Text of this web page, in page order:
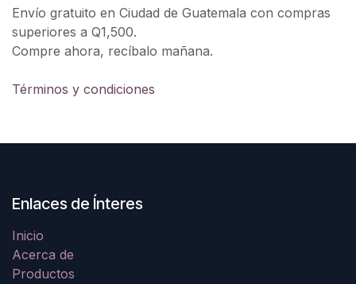
Envío gratuito en Ciudad de Guatemala con compras
superiores a Q1,500.
Compre ahora, recíbalo mañana.
Términos y condiciones
Enlaces de Ínteres
Inicio
Acerca de
Productos